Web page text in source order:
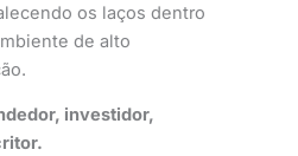
os laços dentro
de alto
investidor,